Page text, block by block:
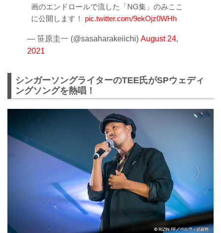
画のエンドロールで流した「NG集」のみここ
に公開します！ pic.twitter.com/9ekOjz0WHh
— 笹原圭一 (@sasaharakeiichi) August 24,
2021
シンガーソングライターのTEE氏がSPウェディ
ングソングを熱唱！